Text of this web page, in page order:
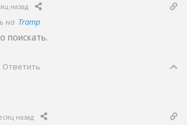
назад
на Tramp
поискать.
Ответить
назад